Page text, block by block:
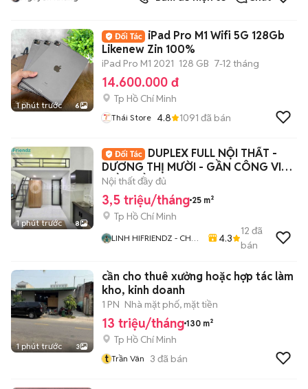
1 phút trước 6
iPad Pro M1 Wifi 5G 128Gb
Likenew Zin 100%
iPad Pro M1 2021 128 GB 7-12 tháng
14.600.000 đ
Tp Hồ Chí Minh
Thái Store 4.8 1091 đã bán
1 phút trước 8
DUPLEX FULL NỘI THẤT -
DƯƠNG THỊ MƯỜI - GẦN CÔNG VIÊN
PHẦN MỀM Q12
Nội thất đầy đủ
3,5 triệu/tháng 25 m²
Tp Hồ Chí Minh
LINH HIFRIENDZ - CHO
4.3
12 đã
bán
1 phút trước 3
cần cho thuê xưởng hoặc hợp tác làm
kho, kinh doanh
1 PN Nhà mặt phố, mặt tiền
13 triệu/tháng 130 m²
Tp Hồ Chí Minh
t Trần Vân 3 đã bán